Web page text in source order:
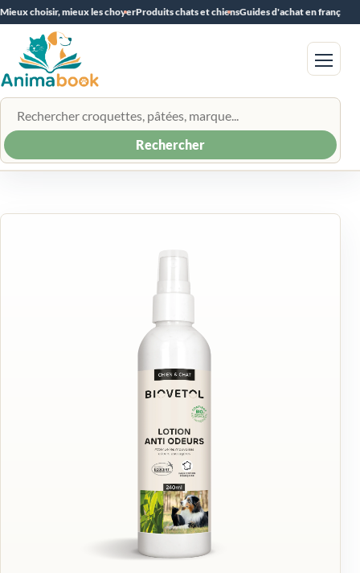
Mieux choisir, mieux les choyerProduits chats et chiensGuides d'achat en français
Rechercher un produit
Rechercher
Menu